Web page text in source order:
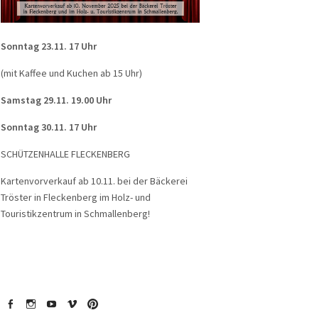
Sonntag 23.11. 17 Uhr
(mit Kaffee und Kuchen ab 15 Uhr)
Samstag 29.11. 19.00 Uhr
Sonntag 30.11. 17 Uhr
SCHÜTZENHALLE FLECKENBERG
Kartenvorverkauf ab 10.11. bei der Bäckerei
Tröster in Fleckenberg im Holz- und
Touristikzentrum in Schmallenberg!